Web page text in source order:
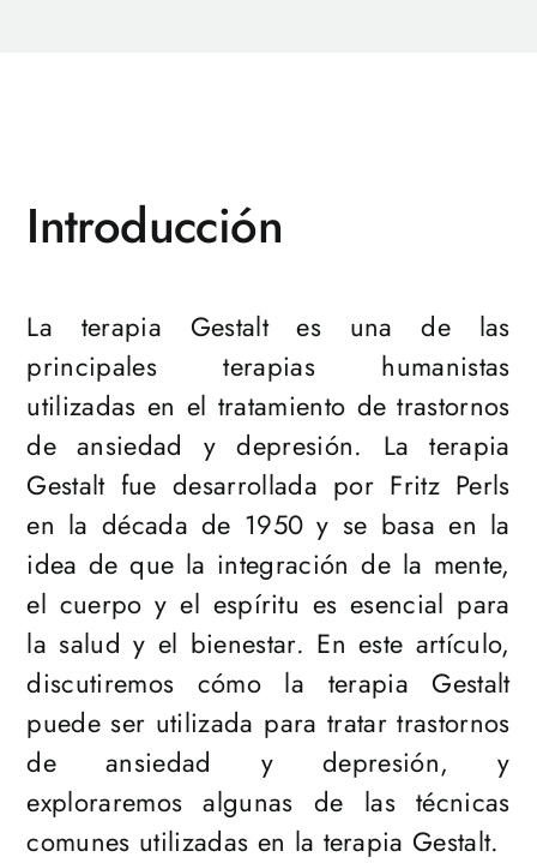
Introducción
La terapia Gestalt es una de las
principales terapias humanistas
utilizadas en el tratamiento de trastornos
de ansiedad y depresión. La terapia
Gestalt fue desarrollada por Fritz Perls
en la década de 1950 y se basa en la
idea de que la integración de la mente,
el cuerpo y el espíritu es esencial para
la salud y el bienestar. En este artículo,
discutiremos cómo la terapia Gestalt
puede ser utilizada para tratar trastornos
de ansiedad y depresión, y
exploraremos algunas de las técnicas
comunes utilizadas en la terapia Gestalt.